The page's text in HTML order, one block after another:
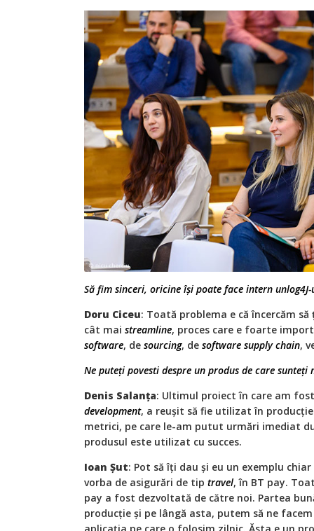
Să fim sinceri, oricine își poate face intern
Doru Ciceu: Toată problema e că încercăm
cât mai streamline, proces care e foarte
software, de sourcing, de software supply chain,
Ne puteți povesti despre un produs de care sunteți
Denis Salanța: Ultimul proiect în care am
development, a reușit să fie utilizat în
metrici, pe care le-am putut urmări imediat
produsul este utilizat cu succes.
Ioan Șut: Pot să îți dau și eu un exemplu
vorba de asigurări de tip travel, în BT pay.
pay a fost dezvoltată de către noi. Partea
producție și pe lângă asta, putem să ne